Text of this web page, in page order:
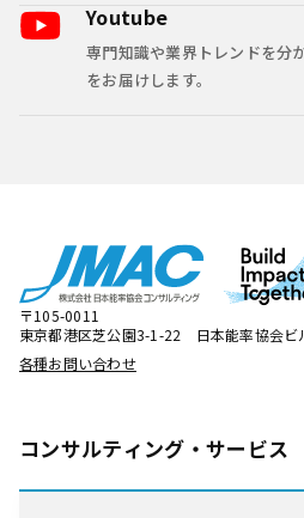
Youtube
専門知識や業界トレンドを分
をお届けします。
〒105-0011
東京都港区芝公園3-1-22 日本能率協会ビ
各種お問い合わせ
コンサルティング・ サービス